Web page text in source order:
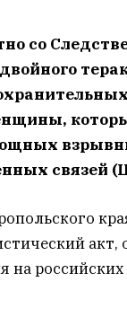
со
связей
акт,
на российских